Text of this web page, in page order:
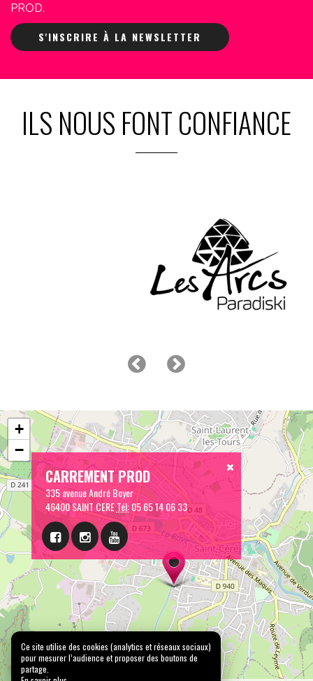
PROD.
S'INSCRIRE À LA NEWSLETTER
ILS NOUS FONT CONFIANCE
CARREMENT PROD
335 avenue André Boyer
46400 SAINT CERETél:05 65 14 06 33
+
−
Ce site utilise des cookies (analytics et réseaux sociaux)
pour mesurer l’audience et proposer des boutons de
partage.